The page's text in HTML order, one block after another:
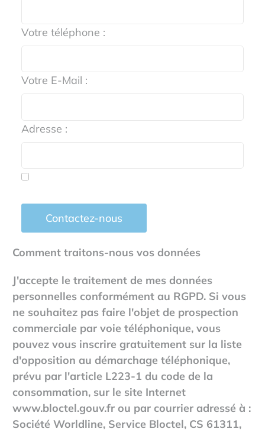
Votre téléphone :
Votre E-Mail :
Adresse :
Contactez-nous
Comment traitons-nous vos données
J'accepte le traitement de mes données
personnelles conformément au RGPD. Si vous
ne souhaitez pas faire l'objet de prospection
commerciale par voie téléphonique, vous
pouvez vous inscrire gratuitement sur la liste
d'opposition au démarchage téléphonique,
prévu par l'article L223-1 du code de la
consommation, sur le site Internet
www.bloctel.gouv.fr ou par courrier adressé à :
Société Worldline, Service Bloctel, CS 61311,